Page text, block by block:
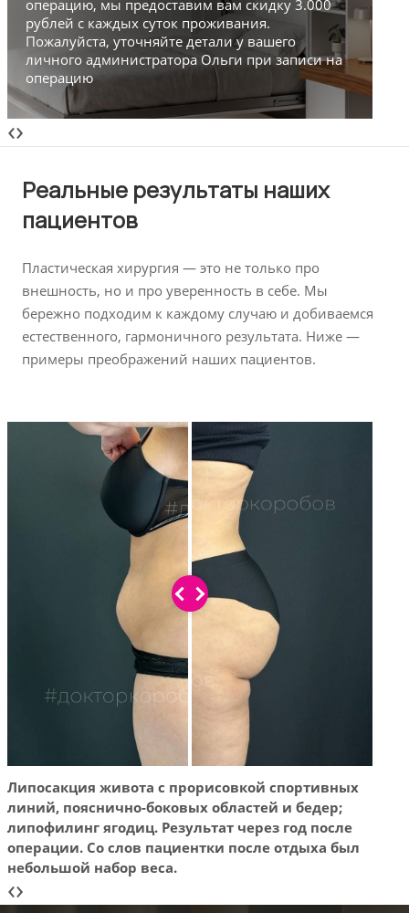
операцию, мы предоставим вам скидку 3.000
рублей с каждых суток проживания.
Пожалуйста, уточняйте детали у вашего
личного администратора Ольги при записи на
операцию
‹›
Реальные результаты наших
пациентов
Пластическая хирургия — это не только про
внешность, но и про уверенность в себе. Мы
бережно подходим к каждому случаю и добиваемся
естественного, гармоничного результата. Ниже —
примеры преображений наших пациентов.
Липосакция живота с прорисовкой спортивных
линий, пояснично-боковых областей и бедер;
липофилинг ягодиц. Результат через год после
операции. Со слов пациентки после отдыха был
небольшой набор веса.
‹›